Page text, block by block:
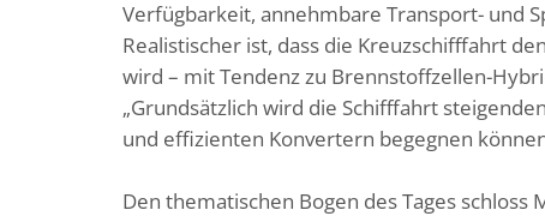
Verfügbarkeit, annehmbare Transport- und
Realistischer ist, dass die Kreuzschifffahrt
wird – mit Tendenz zu Brennstoffzellen-
„Grundsätzlich wird die Schifffahrt
und effizienten Konvertern begegnen
Den thematischen Bogen des Tages